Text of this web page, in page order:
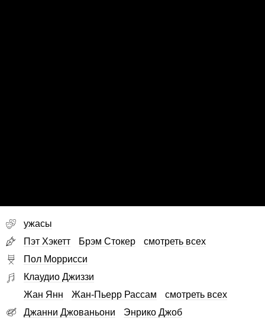
ужасы
Пэт Хэкетт
Брэм Стокер
смотреть всех
Пол Моррисси
Клаудио Джиззи
Жан Янн
Жан-Пьерр Рассам
смотреть всех
Джанни Джованьони
Энрико Джоб